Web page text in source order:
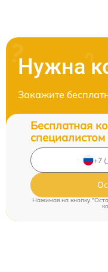
Нужна
Закажите
Бесплатная
специалистом
Нажимая на кнопку